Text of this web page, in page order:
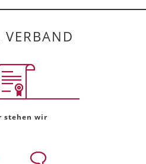
VERBAND
stehen wir